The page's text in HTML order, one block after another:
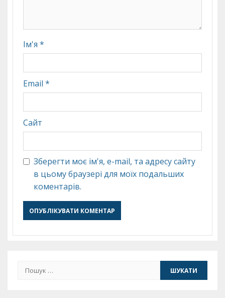
Ім'я *
Email *
Сайт
Зберегти моє ім'я, e-mail, та адресу сайту
в цьому браузері для моїх подальших
коментарів.
Пошук: